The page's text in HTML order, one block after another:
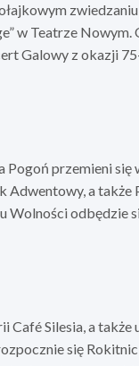
w Teatrze Nowym.
Galowy z okazji
Pogoń przemieni się
Adwentowy, a
Wolności odbędzie
Silesia, a także
się